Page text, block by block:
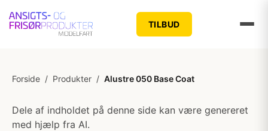
TILBUD
Forside / Produkter / Alustre 050 Base Coat
Dele af indholdet på denne side kan være genereret
med hjælp fra AI.